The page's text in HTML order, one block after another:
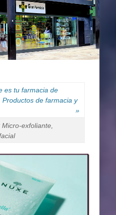
es tu farmacia de
de farmacia y
»
exfoliante,